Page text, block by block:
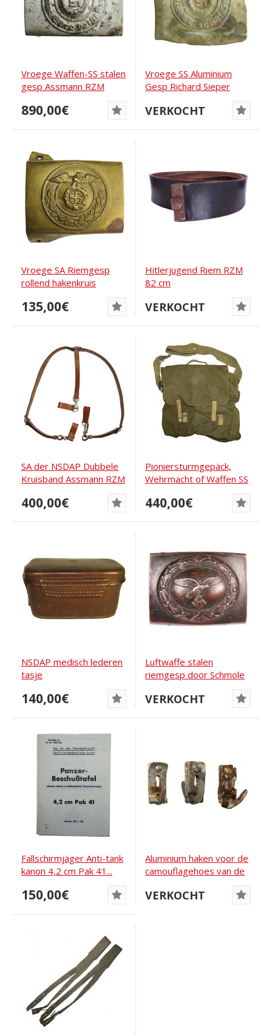
Vroege Waffen-SS stalen
gesp Assmann RZM
890,00€
Vroege SS Aluminium
Gesp Richard Sieper
VERKOCHT
Vroege SA Riemgesp
rollend hakenkruis
135,00€
Hitlerjugend Riem RZM
82 cm
VERKOCHT
SA der NSDAP Dubbele
Kruisband Assmann RZM
400,00€
Pioniersturmgepäck,
Wehrmacht of Waffen SS
440,00€
NSDAP medisch lederen
tasje
140,00€
Luftwaffe stalen
riemgesp door Schmole
VERKOCHT
Fallschirmjäger Anti-tank
kanon 4,2 cm Pak 41...
150,00€
Aluminium haken voor de
camouflagehoes van de
VERKOCHT